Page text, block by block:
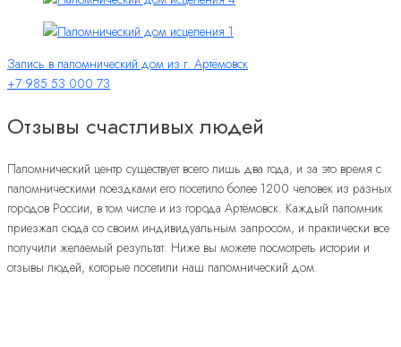
Запись в паломнический дом из г. Артёмовск
+7 985 53 000 73
Отзывы счастливых людей
Паломнический центр существует всего лишь два года, и за это время с
паломническими поездками его посетило более 1200 человек из разных
городов России, в том числе и из города Артёмовск. Каждый паломник
приезжал сюда со своим индивидуальным запросом, и практически все
получили желаемый результат. Ниже вы можете посмотреть истории и
отзывы людей, которые посетили наш паломнический дом.